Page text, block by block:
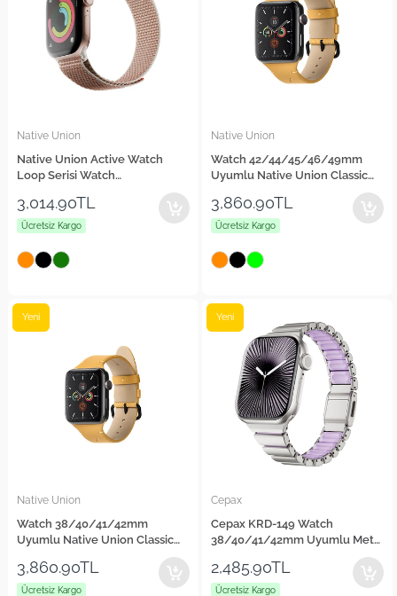
Native Union
Native Union Active Watch
Loop Serisi Watch
42/44/45/46/49mm Uyumlu
Hasır Kordon
3,014.90TL
Ücretsiz Kargo
Native Union
Watch 42/44/45/46/49mm
Uyumlu Native Union Classic
3,860.90TL
Ücretsiz Kargo
Native Union
Watch 38/40/41/42mm
Uyumlu Native Union Classic
Yeni
3,860.90TL
Ücretsiz Kargo
Cepax
Cepax KRD-149 Watch
38/40/41/42mm Uyumlu Metal
Yeni
2,485.90TL
Ücretsiz Kargo